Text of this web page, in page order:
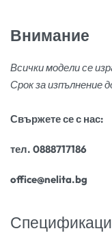
Внимание
Всички модели се
Срок за изпълнение
Свържете се с нас:
тел. 0888717186
office@nelita.bg